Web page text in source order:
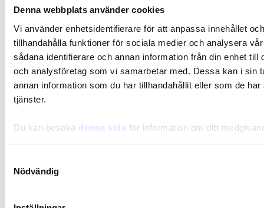
Denna webbplats använder cookies
Vi använder enhetsidentifierare för att anpassa innehållet
tillhandahålla funktioner för sociala medier och analysera
sådana identifierare och annan information från din enhet till
och analysföretag som vi samarbetar med. Dessa kan i sin
annan information som du har tillhandahållit eller som de
tjänster.
Du kan besöka denna sida för information om ditt
Nödvändig
Resepti
Pitkään haudutettu mausteinen lihapata